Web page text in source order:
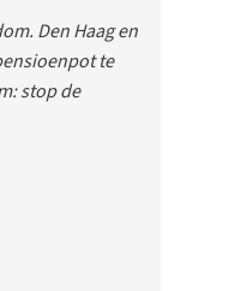
Den Haag en
te
stop de